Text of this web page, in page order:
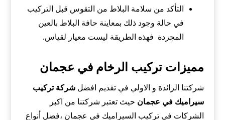
التأكد من سلامة البلاط من التقوس قبل التركيب
في حالة وجود ذلك بمعاينة حافة البلاط بالعين
المجردة فهذه الطريقة ليست معيار لقياس.
مميزات تركيب الرخام في عجمان
شركتنا الرائدة و الاولي في تقديم افضلشركة تركيب
سيراميك في عجمان حيث تعتبر شركتنا من اكبر
الشركات في تركيب السيراميك في عجمان ،فضل أنواع